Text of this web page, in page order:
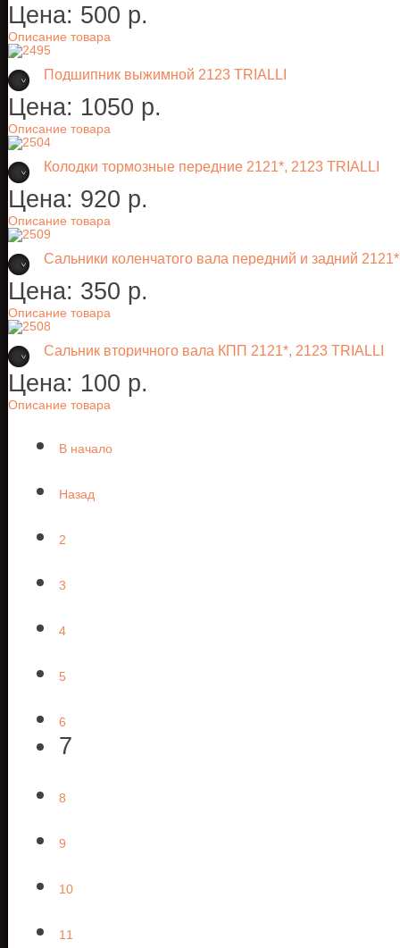
Цена: 500 p.
Описание товара
Подшипник выжимной 2123 TRIALLI
Цена: 1050 p.
Описание товара
Колодки тормозные передние 2121*, 2123 TRIALLI
Цена: 920 p.
Описание товара
Сальники коленчатого вала передний и задний
Цена: 350 p.
Описание товара
Сальник вторичного вала КПП 2121*, 2123 TRIALLI
Цена: 100 p.
Описание товара
В начало
Назад
2
3
4
5
6
7
8
9
10
11